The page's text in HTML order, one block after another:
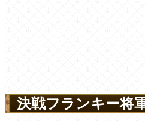
決戦フランキー将